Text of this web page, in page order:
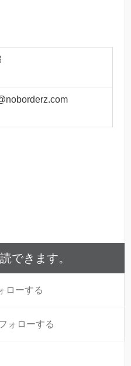
できます。
ローする
ォローする